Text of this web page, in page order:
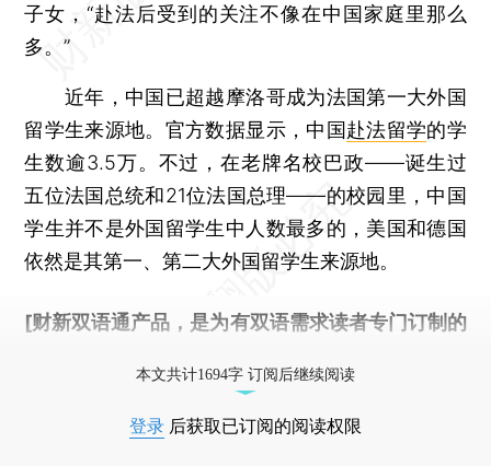
子女，“赴法后受到的关注不像在中国家庭里那么
多。”
近年，中国已超越摩洛哥成为法国第一大外国
留学生来源地。官方数据显示，中国赴法留学的学
生数逾3.5万。不过，在老牌名校巴政——诞生过
五位法国总统和21位法国总理——的校园里，中国
学生并不是外国留学生中人数最多的，美国和德国
依然是其第一、第二大外国留学生来源地。
[财新双语通产品，是为有双语需求读者专门订制的
本文共计1694字 订阅后继续阅读
登录 后获取已订阅的阅读权限